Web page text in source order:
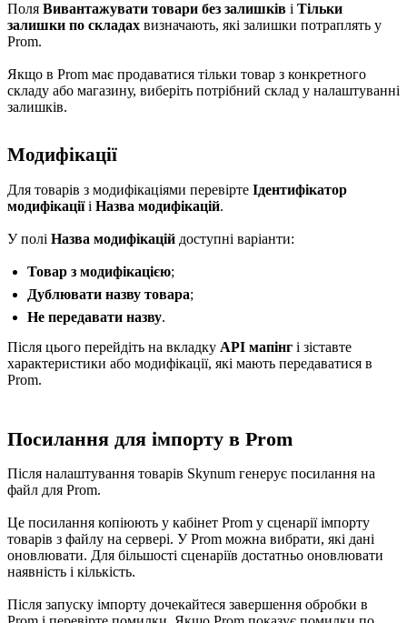
Поля Вивантажувати товари без залишків і Тільки
залишки по складах визначають, які залишки потраплять у
Prom.
Якщо в Prom має продаватися тільки товар з конкретного
складу або магазину, виберіть потрібний склад у налаштуванні
залишків.
Модифікації
Для товарів з модифікаціями перевірте Ідентифікатор
модифікаціїі Назва модифікацій.
У полі Назва модифікацій доступні варіанти:
Товар з модифікацією;
Дублювати назву товара;
Не передавати назву.
Після цього перейдіть на вкладку API мапінг і зіставте
характеристики або модифікації, які мають передаватися в
Prom.
Посилання для імпорту в Prom
Після налаштування товарів Skynum генерує посилання на
файл для Prom.
Це посилання копіюють у кабінет Prom у сценарії імпорту
товарів з файлу на сервері. У Prom можна вибрати, які дані
оновлювати. Для більшості сценаріїв достатньо оновлювати
наявність і кількість.
Після запуску імпорту дочекайтеся завершення обробки в